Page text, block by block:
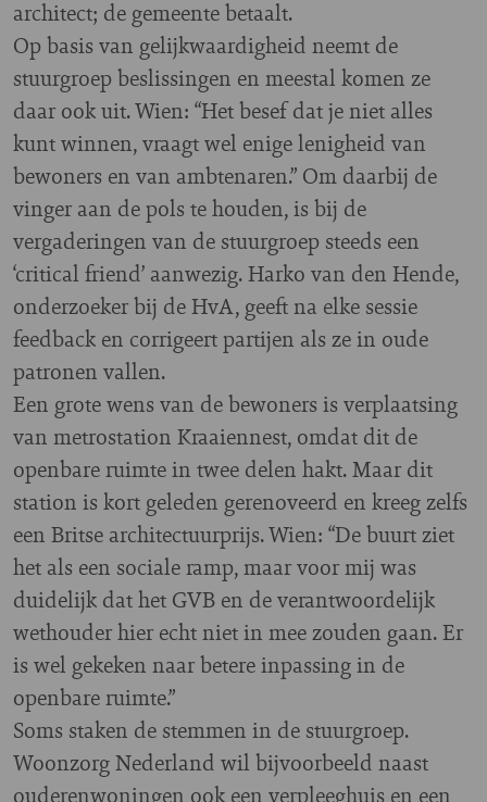
architect; de gemeente betaalt.
Op basis van gelijkwaardigheid neemt de
stuurgroep beslissingen en meestal komen ze
daar ook uit. Wien: “Het besef dat je niet alles
kunt winnen, vraagt wel enige lenigheid van
bewoners en van ambtenaren.” Om daarbij de
vinger aan de pols te houden, is bij de
vergaderingen van de stuurgroep steeds een
‘critical friend’ aanwezig. Harko van den Hende,
onderzoeker bij de HvA, geeft na elke sessie
feedback en corrigeert partijen als ze in oude
patronen vallen.
Een grote wens van de bewoners is verplaatsing
van metrostation Kraaiennest, omdat dit de
openbare ruimte in twee delen hakt. Maar dit
station is kort geleden gerenoveerd en kreeg zelfs
een Britse architectuurprijs. Wien: “De buurt ziet
het als een sociale ramp, maar voor mij was
duidelijk dat het GVB en de verantwoordelijk
wethouder hier echt niet in mee zouden gaan. Er
is wel gekeken naar betere inpassing in de
openbare ruimte.”
Soms staken de stemmen in de stuurgroep.
Woonzorg Nederland wil bijvoorbeeld naast
ouderenwoningen ook een verpleeghuis en een